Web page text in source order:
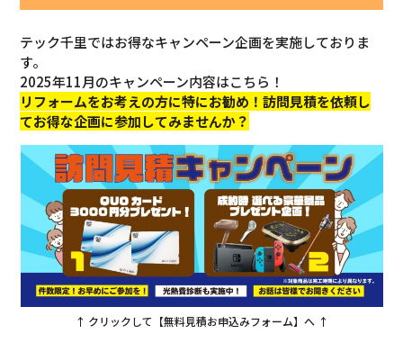
テック千里ではお得なキャンペーン企画を実施しておりま
す。
2025年11月のキャンペーン内容はこちら！
リフォームをお考えの方に特にお勧め！訪問見積を依頼し
てお得な企画に参加してみませんか？
↑ クリックして【無料見積お申込みフォーム】へ ↑